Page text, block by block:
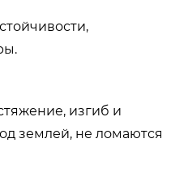
изгиб и
землей, не ломаются